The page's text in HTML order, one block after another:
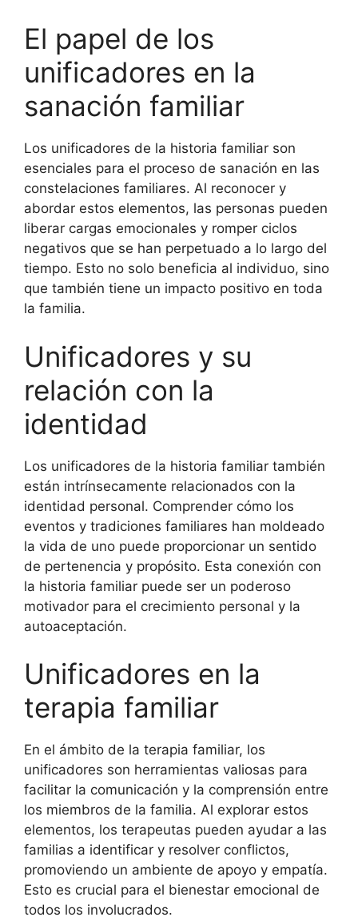
El papel de los
unificadores en la
sanación familiar
Los unificadores de la historia familiar son
esenciales para el proceso de sanación en las
constelaciones familiares. Al reconocer y
abordar estos elementos, las personas pueden
liberar cargas emocionales y romper ciclos
negativos que se han perpetuado a lo largo del
tiempo. Esto no solo beneficia al individuo, sino
que también tiene un impacto positivo en toda
la familia.
Unificadores y su
relación con la
identidad
Los unificadores de la historia familiar también
están intrínsecamente relacionados con la
identidad personal. Comprender cómo los
eventos y tradiciones familiares han moldeado
la vida de uno puede proporcionar un sentido
de pertenencia y propósito. Esta conexión con
la historia familiar puede ser un poderoso
motivador para el crecimiento personal y la
autoaceptación.
Unificadores en la
terapia familiar
En el ámbito de la terapia familiar, los
unificadores son herramientas valiosas para
facilitar la comunicación y la comprensión entre
los miembros de la familia. Al explorar estos
elementos, los terapeutas pueden ayudar a las
familias a identificar y resolver conflictos,
promoviendo un ambiente de apoyo y empatía.
Esto es crucial para el bienestar emocional de
todos los involucrados.